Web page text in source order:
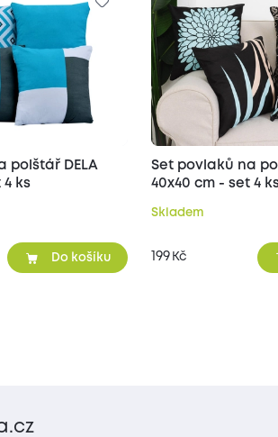
polštář DELA
4 ks
Do košíku
Set povlaků na
40x40 cm - set 4
Skladem
199 Kč